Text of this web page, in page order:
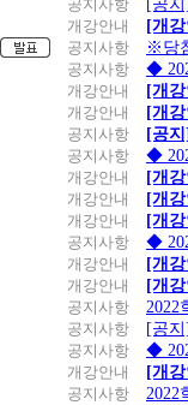
공지사항
[공
개강안내
[개
공지사항
※당
공지사항
◆
개강안내
[개
개강안내
[개
공지사항
[공
공지사항
◆
개강안내
[개
개강안내
[개
개강안내
[개
공지사항
◆
개강안내
[개
개강안내
[개
공지사항
2022
공지사항
[공
공지사항
◆
개강안내
[개
공지사항
2022